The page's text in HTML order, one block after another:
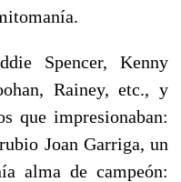
Spencer, Kenny
Rainey, etc., y
que impresionaban:
Joan Garriga, un
alma de campeón: